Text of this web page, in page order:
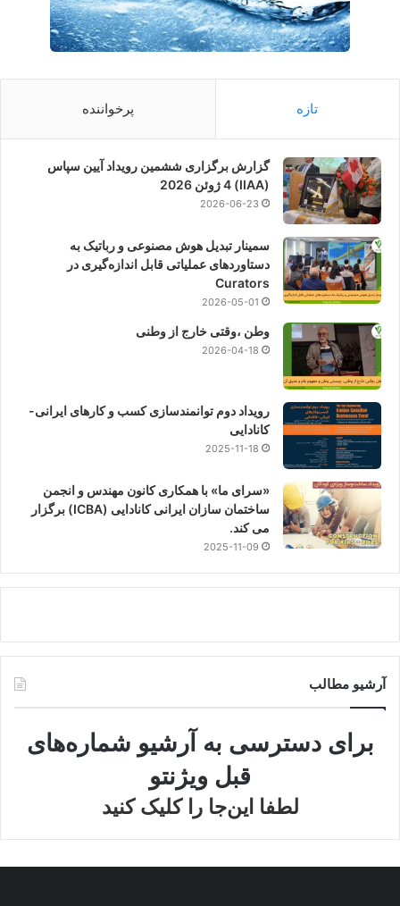
تازه پرخواننده
گزارش برگزاری ششمین رویداد آیین سپاس
(IIAA) 4 ژوئن 2026
2026-06-23
سمینار تبدیل هوش مصنوعی و رباتیک به
دستاوردهای عملیاتی قابل اندازه‌گیری در
Curators
2026-05-01
وطن ،وقتی خارج از وطنی
2026-04-18
رویداد دوم توانمندسازی کسب و کارهای ایرانی-
کانادایی
2025-11-18
«سرای ما» با همکاری کانون مهندس و انجمن
ساختمان سازان ایرانی کانادایی (ICBA) برگزار
می کند.
2025-11-09
آرشیو مطالب
برای دسترسی به آرشیو شماره‌های
قبل ویژنتو
لطفا این‌جا را کلیک کنید